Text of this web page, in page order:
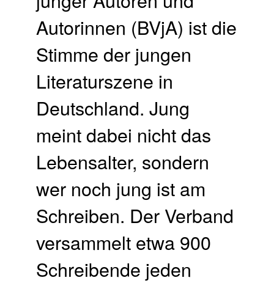
Autorinnen (BVjA) ist die
Stimme der jungen
Literaturszene in
Deutschland. Jung
meint dabei nicht das
Lebensalter, sondern
wer noch jung ist am
Schreiben. Der Verband
versammelt etwa 900
Schreibende jeden